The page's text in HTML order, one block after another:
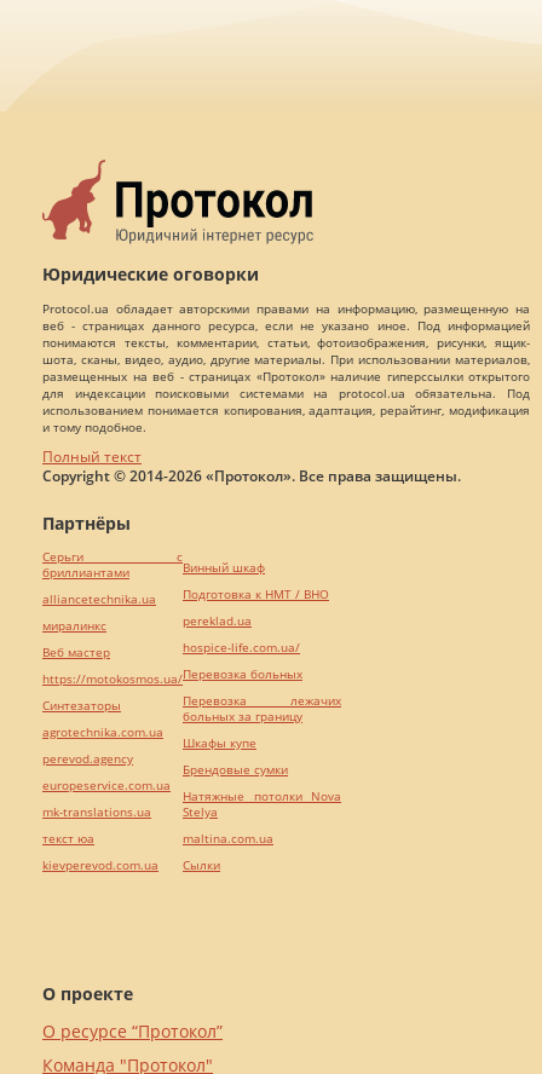
Юридические оговорки
Protocol.ua обладает авторскими правами на информацию, размещенную на
веб - страницах данного ресурса, если не указано иное. Под информацией
понимаются тексты, комментарии, статьи, фотоизображения, рисунки, ящик-
шота, сканы, видео, аудио, другие материалы. При использовании материалов,
размещенных на веб - страницах «Протокол» наличие гиперссылки открытого
для индексации поисковыми системами на protocol.ua обязательна. Под
использованием понимается копирования, адаптация, рерайтинг, модификация
и тому подобное.
Полный текст
Copyright © 2014-2026 «Протокол». Все права защищены.
О проекте
О ресурсе “Протокол”
Команда "Протокол"
Партнёры
Серьги с
бриллиантами
alliancetechnika.ua
миралинкс
Веб мастер
https://motokosmos.ua/
Синтезаторы
agrotechnika.com.ua
perevod.agency
europeservice.com.ua
mk-translations.ua
текст юа
kievperevod.com.ua
Винный шкаф
Подготовка к НМТ / ВНО
pereklad.ua
hospice-life.com.ua/
Перевозка больных
Перевозка лежачих
больных за границу
Шкафы купе
Брендовые сумки
Натяжные потолки Nova
Stelya
maltina.com.ua
Cылки